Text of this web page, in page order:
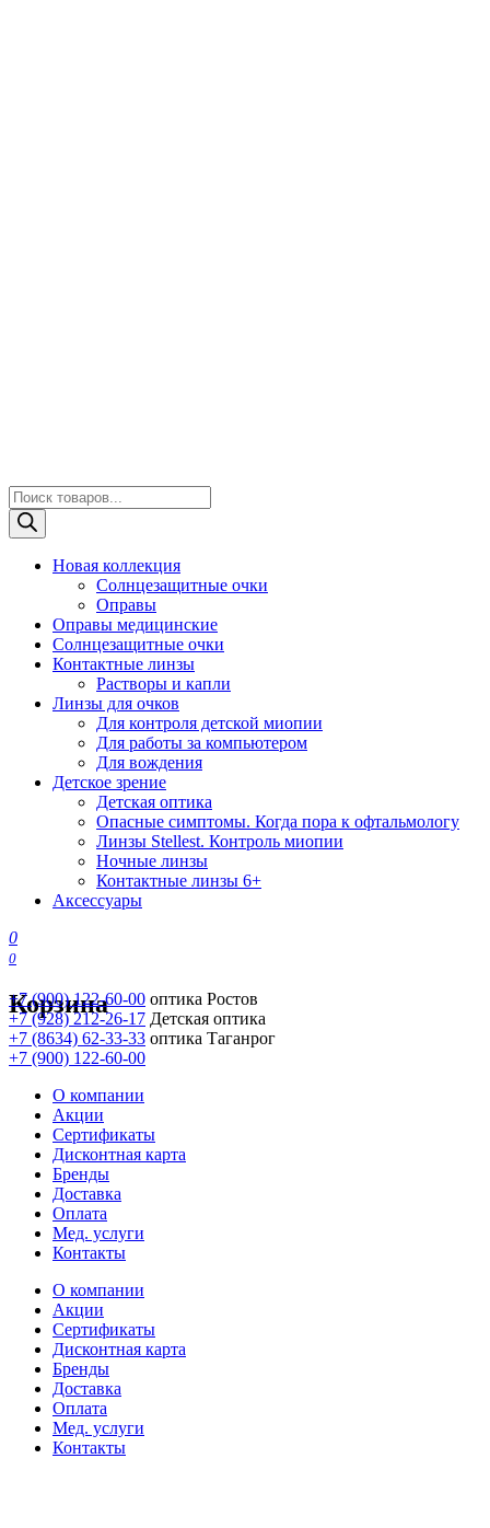
Поиск
товаров
Новая коллекция
Солнцезащитные очки
Оправы
Оправы медицинские
Солнцезащитные очки
Контактные линзы
Растворы и капли
Линзы для очков
Для контроля детской миопии
Для работы за компьютером
Для вождения
Детское зрение
Детская оптика
Опасные симптомы. Когда пора к офтальмологу
Линзы Stellest. Контроль миопии
Ночные линзы
Контактные линзы 6+
Аксессуары
0
0
Корзина
+7 (900) 122-60-00 оптика Ростов
+7 (928) 212-26-17 Детская оптика
+7 (8634) 62-33-33 оптика Таганрог
+7 (900) 122-60-00
О компании
Акции
Сертификаты
Дисконтная карта
Бренды
Доставка
Оплата
Мед. услуги
Контакты
О компании
Акции
Сертификаты
Дисконтная карта
Бренды
Доставка
Оплата
Мед. услуги
Контакты